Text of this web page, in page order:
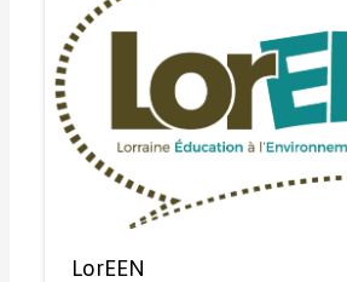
LorEEN